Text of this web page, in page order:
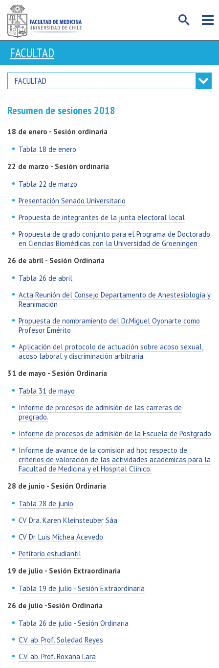
FACULTAD
FACULTAD
Resumen de sesiones 2018
18 de enero - Sesión ordinaria
Tabla 18 de enero
22 de marzo - Sesión ordinaria
Tabla 22 de marzo
Presentación Senado Universitario
Propuesta de integrantes de la junta electoral local
Propuesta de grado conjunto para el Programa de Doctorado
en Ciencias Biomédicas con la Universidad de Groeningen
26 de abril - Sesión Ordinaria
Tabla 26 de abril
Acta Reunión del Consejo Departamento de Anestesiología y
Reanimación
Propuesta de nombramiento del Dr.Miguel Oyonarte como
Profesor Emérito
Aplicación del protocolo de actuación sobre acoso sexual,
acoso laboral y discriminación arbitraria
31 de mayo - Sesión Ordinaria
Tabla 31 de mayo
Informe de procesos de admisión de las carreras de
pregrado.
Informe de procesos de admisión de la Escuela de Postgrado
Informe de avance de la comisión ad hoc respecto de
criterios de valoración de las actividades académicas para la
Facultad de Medicina y el Hospital Clínico.
28 de junio - Sesión Ordinaria
Tabla 28 de junio
CV Dra. Karen Kleinsteuber Sáa
CV Dr. Luis Michea Acevedo
Petitorio estudiantil
19 de julio - Sesión Extraordinaria
Tabla 19 de julio - Sesión Extraordinaria
26 de julio -Sesión Ordinaria
Tabla 26 de julio - Sesión Ordinaria
C.V. ab. Prof. Soledad Reyes
C.V. ab. Prof. Roxana Lara